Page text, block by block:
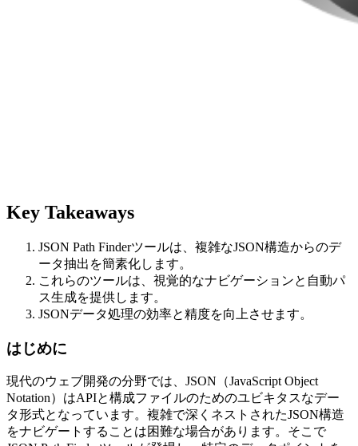
Key Takeaways
JSON Path Finderツールは、複雑なJSON構造からのデ
ータ抽出を簡素化します。
これらのツールは、視覚的なナビゲーションと自動パ
ス生成を提供します。
JSONデータ処理の効率と精度を向上させます。
はじめに
現代のウェブ開発の分野では、JSON（JavaScript Object
Notation）はAPIと構成ファイルのためのユビキタスなデー
タ形式となっています。複雑で深くネストされたJSON構造
をナビゲートすることは困難な場合があります。そこで